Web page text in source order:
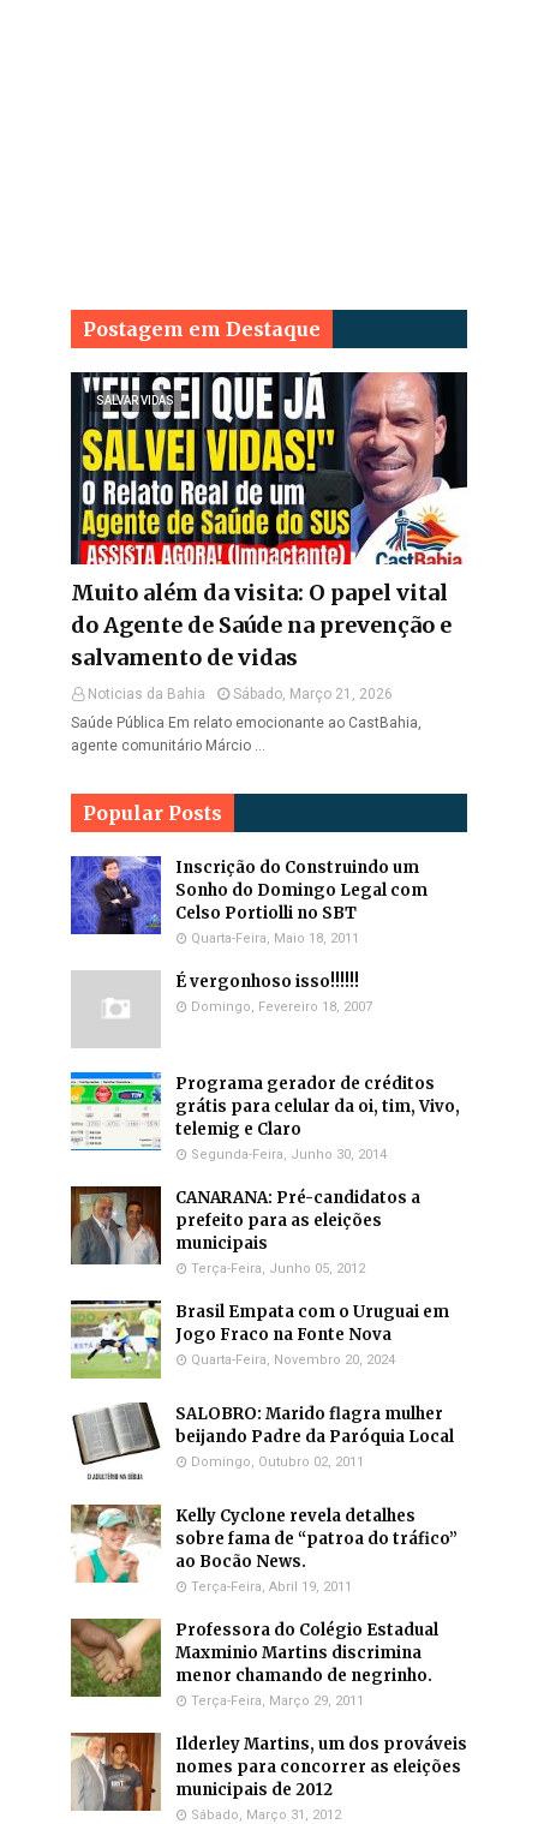
Postagem em Destaque
SALVAR VIDAS
Muito além da visita: O papel vital
do Agente de Saúde na prevenção e
salvamento de vidas
Noticias da Bahia
Sábado, Março 21, 2026
Saúde Pública Em relato emocionante ao CastBahia,
agente comunitário Márcio …
Popular Posts
Inscrição do Construindo um
Sonho do Domingo Legal com
Celso Portiolli no SBT
Quarta-Feira, Maio 18, 2011
É vergonhoso isso!!!!!!
Domingo, Fevereiro 18, 2007
Programa gerador de créditos
grátis para celular da oi, tim, Vivo,
telemig e Claro
Segunda-Feira, Junho 30, 2014
CANARANA: Pré-candidatos a
prefeito para as eleições
municipais
Terça-Feira, Junho 05, 2012
Brasil Empata com o Uruguai em
Jogo Fraco na Fonte Nova
Quarta-Feira, Novembro 20, 2024
SALOBRO: Marido flagra mulher
beijando Padre da Paróquia Local
Domingo, Outubro 02, 2011
Kelly Cyclone revela detalhes
sobre fama de “patroa do tráfico”
ao Bocão News.
Terça-Feira, Abril 19, 2011
Professora do Colégio Estadual
Maxminio Martins discrimina
menor chamando de negrinho.
Terça-Feira, Março 29, 2011
Ilderley Martins, um dos prováveis
nomes para concorrer as eleições
municipais de 2012
Sábado, Março 31, 2012